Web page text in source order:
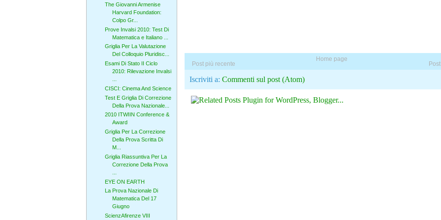
Post più recente
Home page
Iscriviti a: Commenti sul post (Atom)
The Giovanni Armenise
Harvard Foundation:
Colpo Gr...
Prove Invalsi 2010: Test Di
Matematica e Italiano ...
Griglia Per La Valutazione
Del Colloquio Pluridisc...
Esami Di Stato II Ciclo
2010: Rilevazione Invalsi
CISCI: Cinema And Science
Test E Griglia Di Correzione
Della Prova Nazionale...
2010 ITWIIN Conference &
Award
Griglia Per La Correzione
Della Prova Scritta Di
M...
Griglia Riassuntiva Per La
Correzione Della Prova
EYE ON EARTH
La Prova Nazionale Di
Matematica Del 17
Giugno
ScienzAfirenze VIII